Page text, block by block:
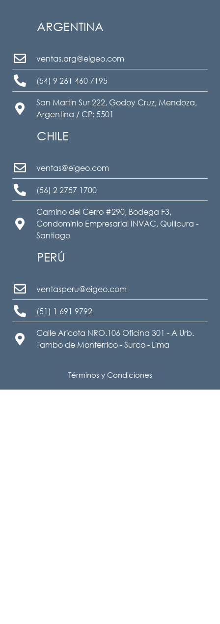
ARGENTINA
ventas.arg@eigeo.com
(54) 9 261 460 7195
San Martin Sur 222, Godoy Cruz, Mendoza,
Argentina / CP: 5501
CHILE
ventas@eigeo.com
(56) 2 2757 1700
Camino del Cerro #290, Bodega F3,
Condominio Empresarial INVAC, Quilicura -
Santiago
PERÚ
ventasperu@eigeo.com
(51) 1 691 9792
Calle Aricota NRO.106 Oficina 301 - A Urb.
Tambo de Monterrico - Surco - Lima
Términos y Condiciones